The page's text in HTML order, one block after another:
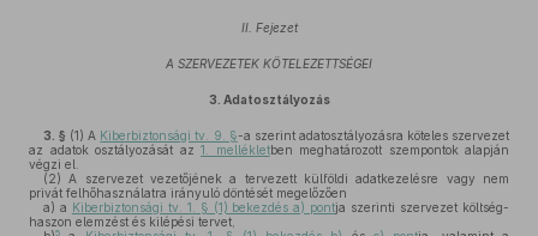
II. Fejezet
A SZERVEZETEK KÖTELEZETTSÉGEI
3. Adatosztályozás
3. § (1) A Kiberbiztonsági tv. 9. §-a szerint adatosztályozásra köteles szervezet
az adatok osztályozását az 1. mellékletben meghatározott szempontok alapján
végzi el.
(2) A szervezet vezetőjének a tervezett külföldi adatkezelésre vagy nem
privát felhőhasználatra irányuló döntését megelőzően
a) a Kiberbiztonsági tv. 1. § (1) bekezdés a) pontja szerinti szervezet költség-
haszon elemzést és kilépési tervet,
5